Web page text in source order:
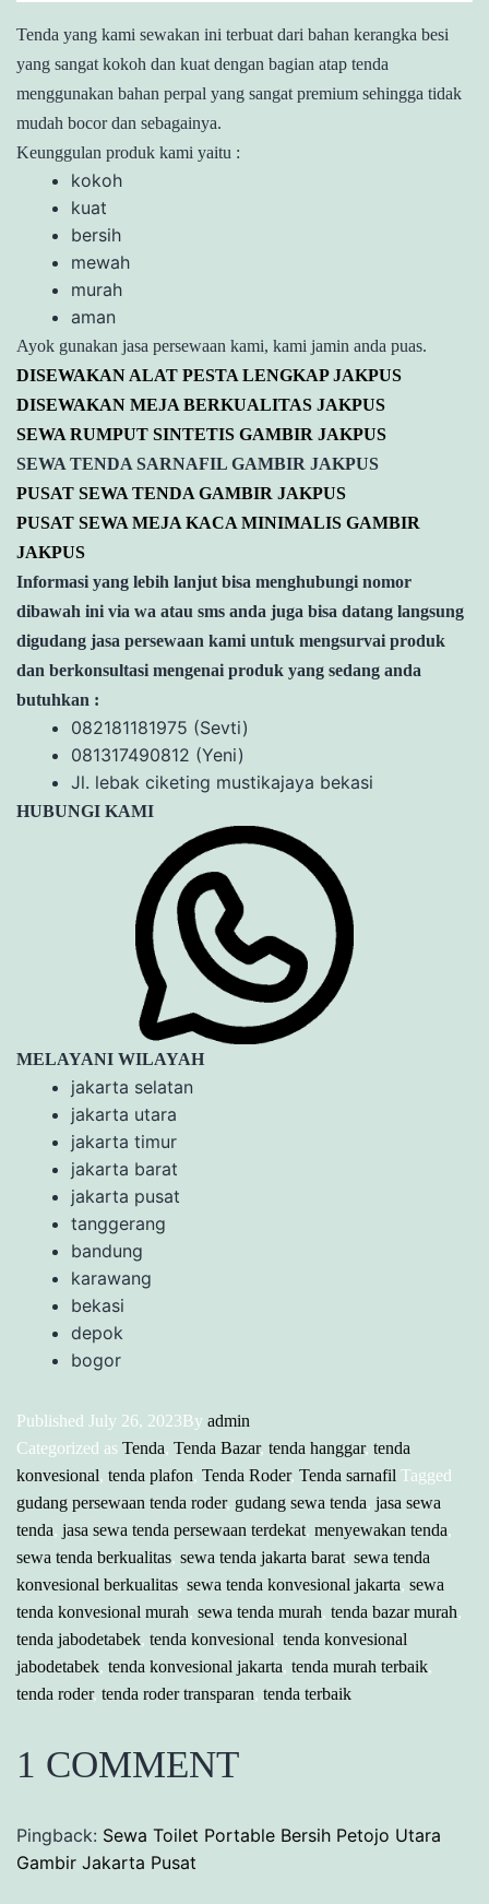
Tenda yang kami sewakan ini terbuat dari bahan kerangka besi
yang sangat kokoh dan kuat dengan bagian atap tenda
menggunakan bahan perpal yang sangat premium sehingga tidak
mudah bocor dan sebagainya.
Keunggulan produk kami yaitu :
kokoh
kuat
bersih
mewah
murah
aman
Ayok gunakan jasa persewaan kami, kami jamin anda puas.
DISEWAKAN ALAT PESTA LENGKAP JAKPUS
DISEWAKAN MEJA BERKUALITAS JAKPUS
SEWA RUMPUT SINTETIS GAMBIR JAKPUS
SEWA TENDA SARNAFIL GAMBIR JAKPUS
PUSAT SEWA TENDA GAMBIR JAKPUS
PUSAT SEWA MEJA KACA MINIMALIS GAMBIR
JAKPUS
Informasi yang lebih lanjut bisa menghubungi nomor
dibawah ini via wa atau sms anda juga bisa datang langsung
digudang jasa persewaan kami untuk mengsurvai produk
dan berkonsultasi mengenai produk yang sedang anda
butuhkan :
082181181975 (Sevti)
081317490812 (Yeni)
Jl. lebak ciketing mustikajaya bekasi
HUBUNGI KAMI
MELAYANI WILAYAH
jakarta selatan
jakarta utara
jakarta timur
jakarta barat
jakarta pusat
tanggerang
bandung
karawang
bekasi
depok
bogor
Published July 26, 2023By admin
Categorized as Tenda, Tenda Bazar, tenda hanggar, tenda
konvesional, tenda plafon, Tenda Roder, Tenda sarnafil Tagged
gudang persewaan tenda roder, gudang sewa tenda, jasa sewa
tenda, jasa sewa tenda persewaan terdekat, menyewakan tenda,
sewa tenda berkualitas, sewa tenda jakarta barat, sewa tenda
konvesional berkualitas, sewa tenda konvesional jakarta, sewa
tenda konvesional murah, sewa tenda murah, tenda bazar murah,
tenda jabodetabek, tenda konvesional, tenda konvesional
jabodetabek, tenda konvesional jakarta, tenda murah terbaik,
tenda roder, tenda roder transparan, tenda terbaik
1 COMMENT
Pingback: Sewa Toilet Portable Bersih Petojo Utara
Gambir Jakarta Pusat